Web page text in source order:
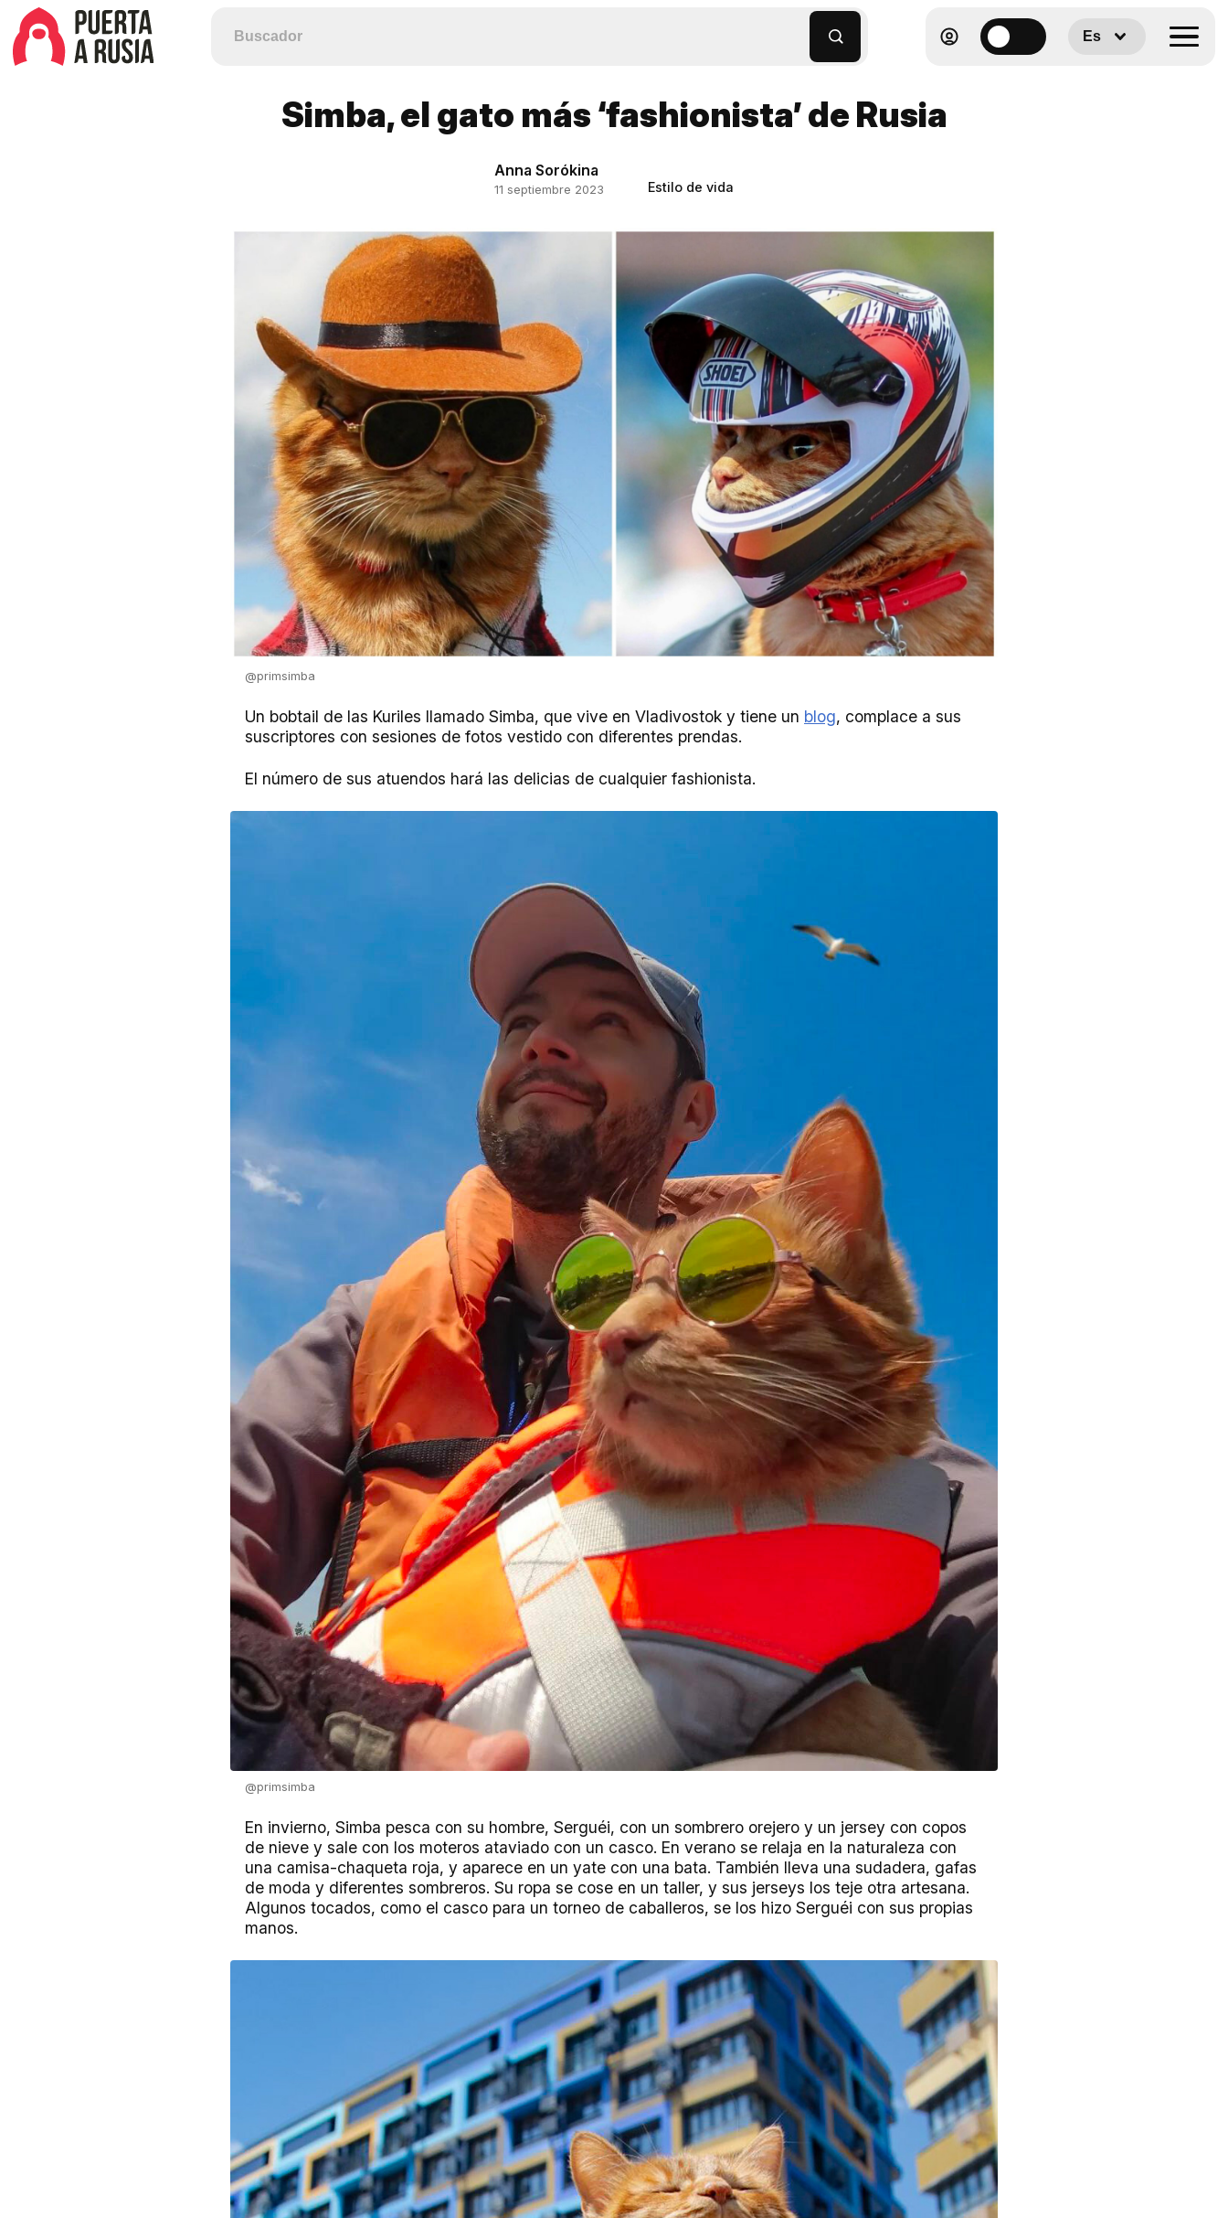
Es
Simba, el gato más ‘fashionista’ de Rusia
Anna Sorókina
11 septiembre 2023 Estilo de vida
@primsimba
Un bobtail de las Kuriles llamado Simba, que vive en Vladivostok y tiene un blog, complace a sus
suscriptores con sesiones de fotos vestido con diferentes prendas.
El número de sus atuendos hará las delicias de cualquier fashionista.
@primsimba
En invierno, Simba pesca con su hombre, Serguéi, con un sombrero orejero y un jersey con copos
de nieve y sale con los moteros ataviado con un casco. En verano se relaja en la naturaleza con
una camisa-chaqueta roja, y aparece en un yate con una bata. También lleva una sudadera, gafas
de moda y diferentes sombreros. Su ropa se cose en un taller, y sus jerseys los teje otra artesana.
Algunos tocados, como el casco para un torneo de caballeros, se los hizo Serguéi con sus propias
manos.